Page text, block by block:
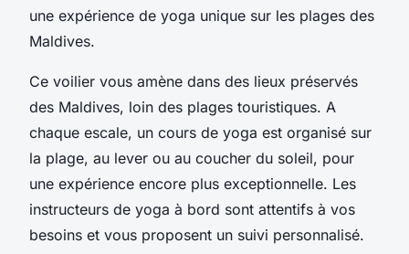
une expérience de yoga unique sur les plages des
Maldives.
Ce voilier vous amène dans des lieux préservés
des Maldives, loin des plages touristiques. A
chaque escale, un cours de yoga est organisé sur
la plage, au lever ou au coucher du soleil, pour
une expérience encore plus exceptionnelle. Les
instructeurs de yoga à bord sont attentifs à vos
besoins et vous proposent un suivi personnalisé.